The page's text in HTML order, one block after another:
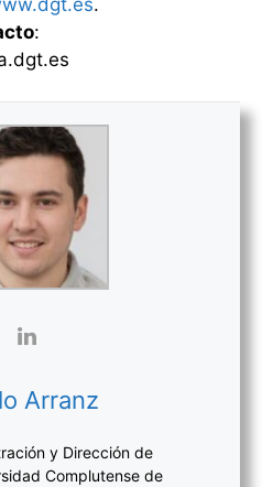
:
Arranz
y Dirección de
Complutense de